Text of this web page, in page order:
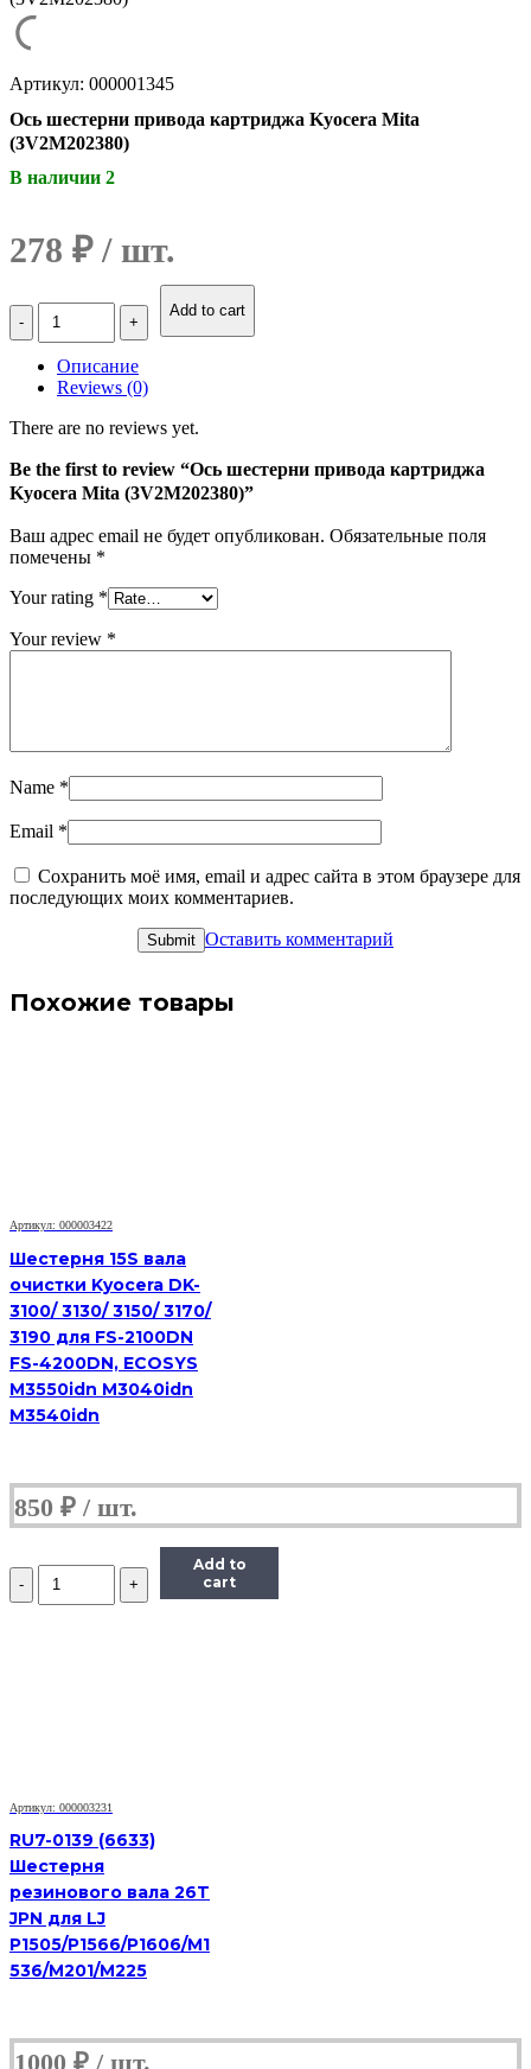
Артикул: 000001345
Ось шестерни привода картриджа Kyocera Mita
(3V2M202380)
В наличии 2
278 ₽
Количество
Ось
привода
картриджа
Kyocera
Mita
(3V2M202380)
Add to cart
Описание
Reviews (0)
There are no reviews yet.
Be the first to review “Ось шестерни привода картриджа
Kyocera Mita (3V2M202380)”
Ваш адрес email не будет опубликован. Обязательные поля
помечены *
Your rating *
Your review *
Name *
Email *
Сохранить моё имя, email и адрес сайта в этом браузере для
последующих моих комментариев.
Оставить комментарий
Похожие товары
Артикул: 000003422
Шестерня 15S вала
очистки Kyocera DK-
3100/ 3130/ 3150/ 3170/
3190 для FS-2100DN
FS-4200DN, ECOSYS
M3550idn M3040idn
M3540idn
850 ₽
Количество
Ось
Add to
cart
Артикул: 000003231
RU7-0139 (6633)
Шестерня
резинового вала 26T
JPN для LJ
P1505/P1566/P1606/M1
536/M201/M225
1000 ₽